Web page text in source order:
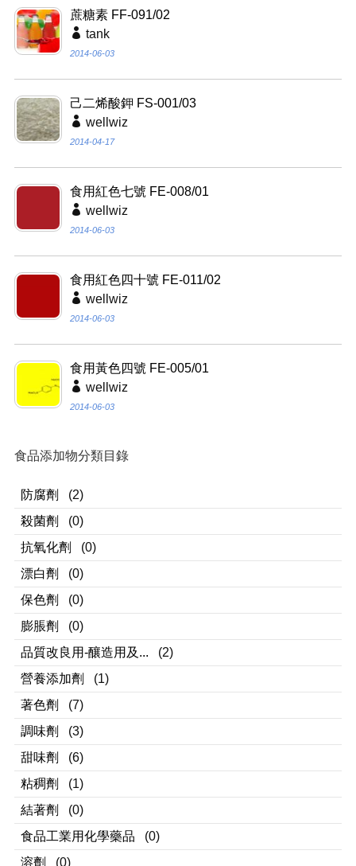
蔗糖素 FF-091/02
tank
2014-06-03
己二烯酸鉀 FS-001/03
wellwiz
2014-04-17
食用紅色七號 FE-008/01
wellwiz
2014-06-03
食用紅色四十號 FE-011/02
wellwiz
2014-06-03
食用黃色四號 FE-005/01
wellwiz
2014-06-03
食品添加物分類目錄
防腐劑
(2)
殺菌劑
(0)
抗氧化劑
(0)
漂白劑
(0)
保色劑
(0)
膨脹劑
(0)
品質改良用-釀造用及...
(2)
營養添加劑
(1)
著色劑
(7)
調味劑
(3)
甜味劑
(6)
粘稠劑
(1)
結著劑
(0)
食品工業用化學藥品
(0)
溶劑
(0)